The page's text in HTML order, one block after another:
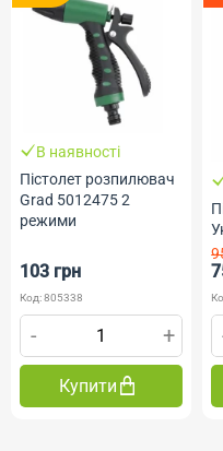
В наявності
Пістолет розпилювач
Grad 5012475 2
режими
103 грн
Код: 805338
- +
Купити